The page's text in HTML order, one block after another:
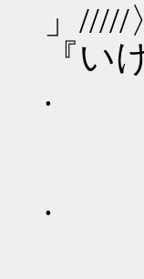
」
『い
. ,.
/
>､
.
/